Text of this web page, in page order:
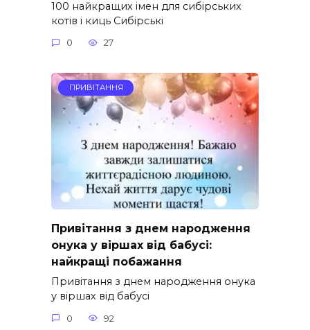
100 найкращих імен для сибірських
котів і киць Сибірські
0 27
ПРИВІТАННЯ
Привітання з днем народження
онука у віршах від бабусі:
найкращі побажання
Привітання з днем народження онука
у віршах від бабусі
0 92